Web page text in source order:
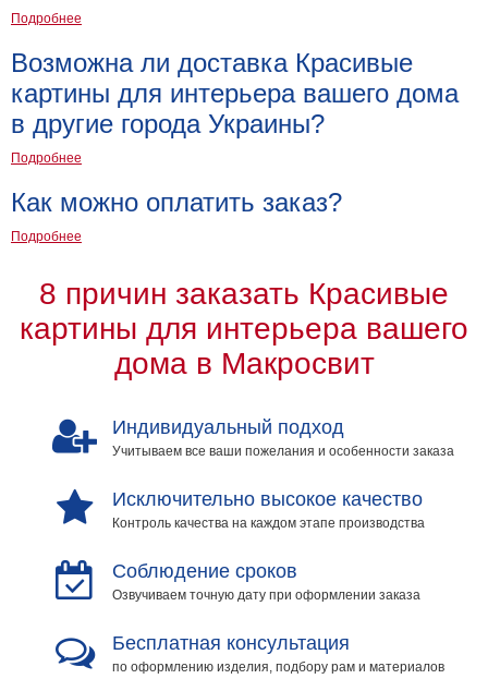
Подробнее
Возможна ли доставка Красивые
картины для интерьера вашего дома
в другие города Украины?
Подробнее
Как можно оплатить заказ?
Подробнее
8 причин заказать Красивые
картины для интерьера вашего
дома в Макросвит
Индивидуальный подход
Учитываем все ваши пожелания и особенности заказа
Исключительно высокое качество
Контроль качества на каждом этапе производства
Соблюдение сроков
Озвучиваем точную дату при оформлении заказа
Бесплатная консультация
по оформлению изделия, подбору рам и материалов